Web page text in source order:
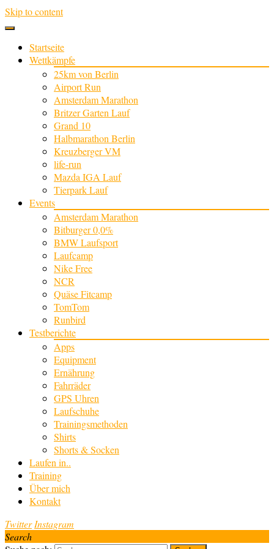
Skip to content
Startseite
Wettkämpfe
25km von Berlin
Airport Run
Amsterdam Marathon
Britzer Garten Lauf
Grand 10
Halbmarathon Berlin
Kreuzberger VM
life-run
Mazda IGA Lauf
Tierpark Lauf
Events
Amsterdam Marathon
Bitburger 0,0%
BMW Laufsport
Laufcamp
Nike Free
NCR
Quäse Fitcamp
TomTom
Runbird
Testberichte
Apps
Equipment
Ernährung
Fahrräder
GPS Uhren
Laufschuhe
Trainingsmethoden
Shirts
Shorts & Socken
Laufen in..
Training
Über mich
Kontakt
Twitter Instagram
Search